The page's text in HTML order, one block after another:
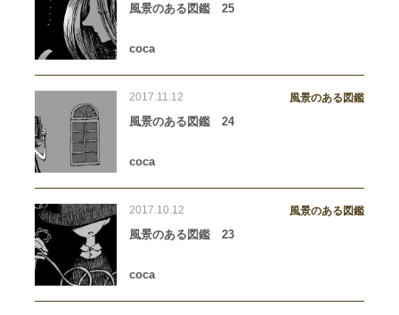
風景のある図鑑 25
coca
2017.11.12 風景のある図鑑
風景のある図鑑 24
coca
2017.10.12 風景のある図鑑
風景のある図鑑 23
coca